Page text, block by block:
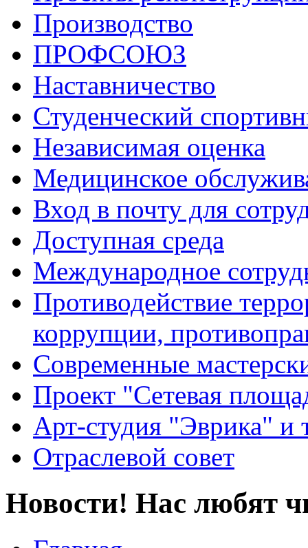
Производство
ПРОФСОЮЗ
Наставничество
Студенческий
Независимая оценка
Медицинское
Вход в почту для
Доступная среда
Международное
Противодействие
коррупции,
Современные
Проект "Сетевая
Арт-студия "Эврика" и
Отраслевой совет
Новости! Нас любят